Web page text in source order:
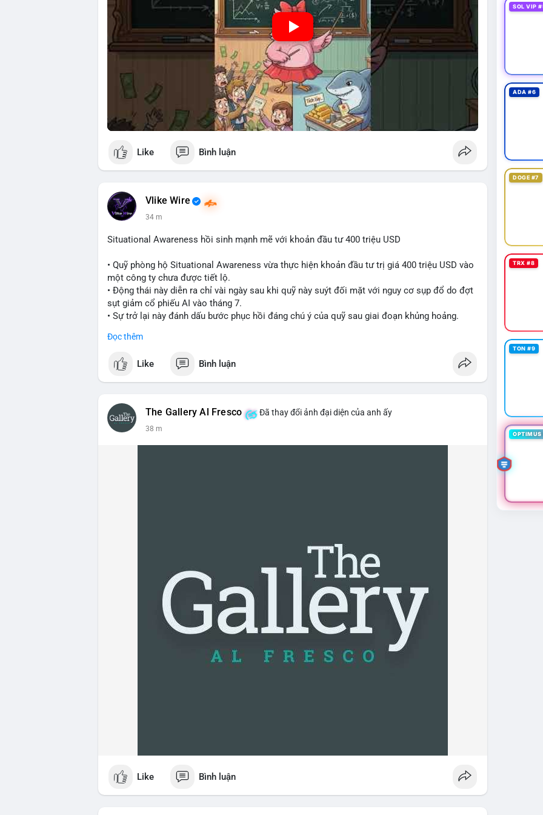
Like Bình luận
Vlike Wire
34 m
Situational Awareness hồi sinh mạnh mẽ với khoản đầu tư 400 triệu USD
• Quỹ phòng hộ Situational Awareness vừa thực hiện khoản đầu tư trị giá 400 triệu USD vào
một công ty chưa được tiết lộ.
• Động thái này diễn ra chỉ vài ngày sau khi quỹ này suýt đối mặt với nguy cơ sụp đổ do đợt
sụt giảm cổ phiếu AI vào tháng 7.
• Sự trở lại này đánh dấu bước phục hồi đáng chú ý của quỹ sau giai đoạn khủng hoảng.
#cryptonews
$btc $eth
📰 Nguồn: Cointelegraph
Đọc thêm
Like Bình luận
The Gallery Al Fresco Đã thay đổi ảnh đại diện của anh ấy
38 m
Like Bình luận
SOL VIP
ADA #6
DOGE #7
TRX #8
TON #9
OPTIMUS